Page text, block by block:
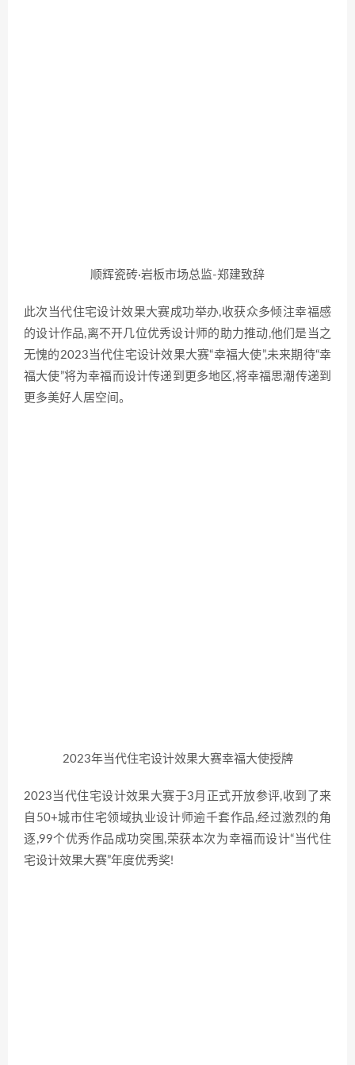
顺辉瓷砖·岩板市场总监-郑建致辞
此次当代住宅设计效果大赛成功举办,收获众多倾注幸福感
的设计作品,离不开几位优秀设计师的助力推动,他们是当之
无愧的2023当代住宅设计效果大赛“幸福大使”,未来期待“幸
福大使”将为幸福而设计传递到更多地区,将幸福思潮传递到
更多美好人居空间。
2023年当代住宅设计效果大赛幸福大使授牌
2023当代住宅设计效果大赛于3月正式开放参评,收到了来
自50+城市住宅领域执业设计师逾千套作品,经过激烈的角
逐,99个优秀作品成功突围,荣获本次为幸福而设计“当代住
宅设计效果大赛”年度优秀奖!